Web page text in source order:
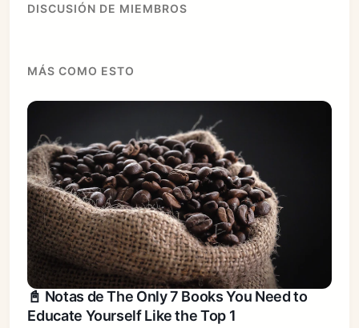
DISCUSIÓN DE MIEMBROS
MÁS COMO ESTO
📓 Notas de The Only 7 Books You Need to
Educate Yourself Like the Top 1